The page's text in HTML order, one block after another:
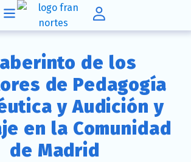
de los
de Pedagogía
y Audición y
en la Comunidad
de Madrid